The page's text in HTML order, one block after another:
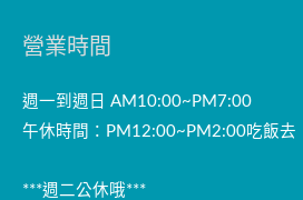
營業時間
週一到週日 AM10:00~PM7:00
午休時間：PM12:00~PM2:00吃飯去
***週二公休哦***